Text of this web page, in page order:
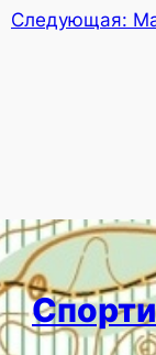
Следующая: